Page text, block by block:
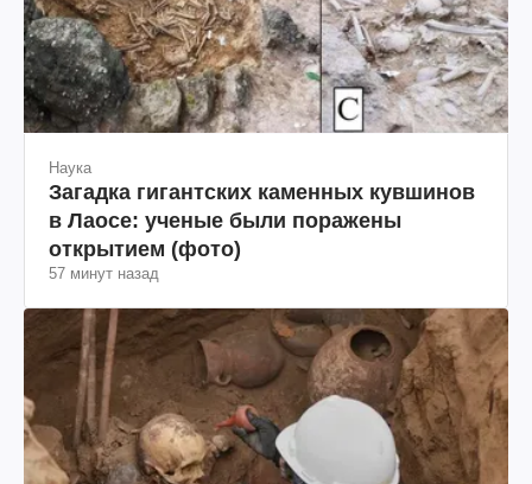
Наука
Загадка гигантских каменных кувшинов
в Лаосе: ученые были поражены
открытием (фото)
57 минут назад